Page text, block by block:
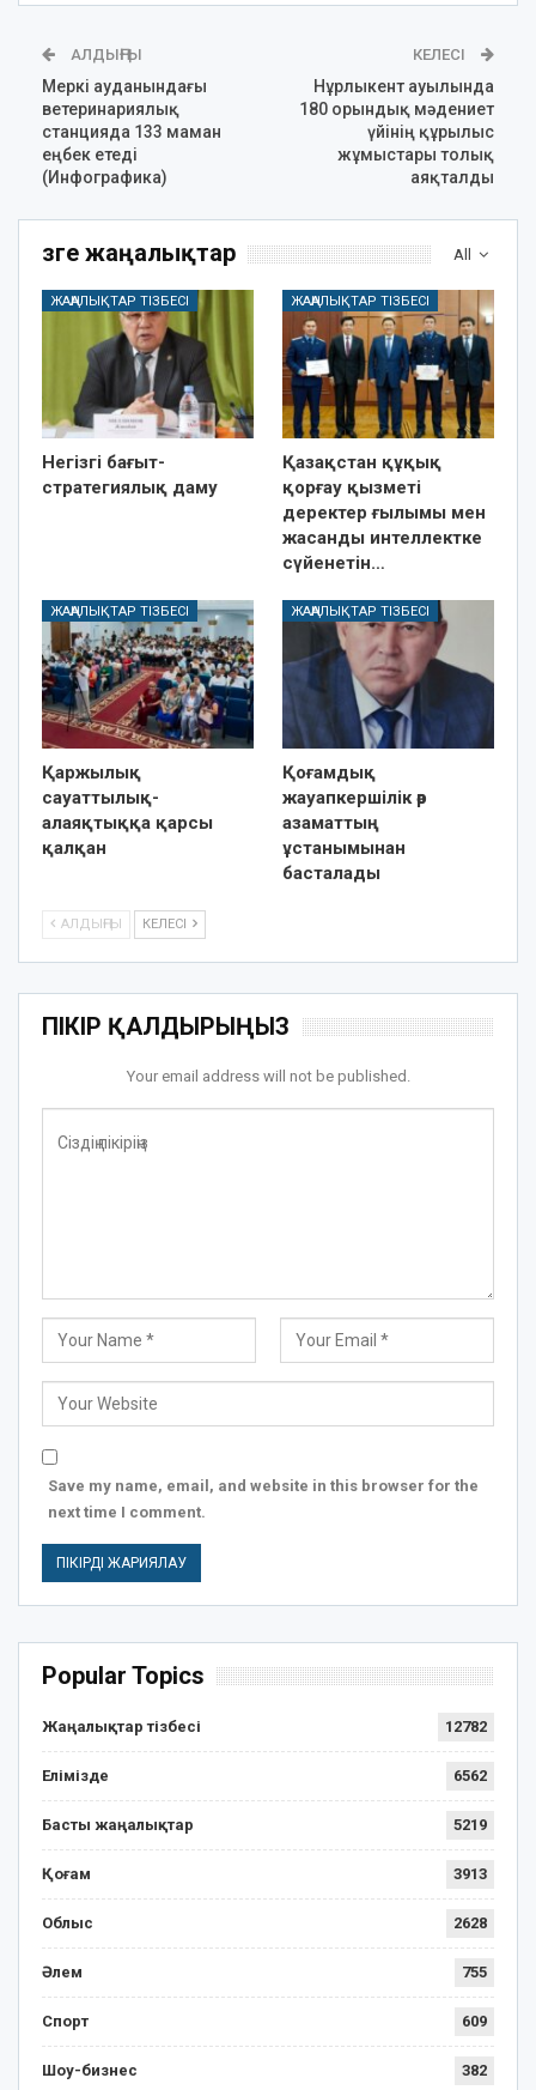
АЛДЫҢҒЫ
Меркі ауданындағы
ветеринариялық
станцияда 133 маман
еңбек етеді
(Инфографика)
КЕЛЕСІ
Нұрлыкент ауылында
180 орындық мәдениет
үйінің құрылыс
жұмыстары толық
аяқталды
All
Өзге жаңалықтар
ЖАҢАЛЫҚТАР ТІЗБЕСІ
Негізгі бағыт-
стратегиялық даму
ЖАҢАЛЫҚТАР ТІЗБЕСІ
Қазақстан құқық
қорғау қызметі
деректер ғылымы мен
жасанды интеллектке
сүйенетін…
ЖАҢАЛЫҚТАР ТІЗБЕСІ
Қаржылық
сауаттылық-
алаяқтыққа қарсы
қалқан
ЖАҢАЛЫҚТАР ТІЗБЕСІ
Қоғамдық
жауапкершілік әр
азаматтың
ұстанымынан
басталады
АЛДЫҢҒЫ КЕЛЕСІ
ПІКІР ҚАЛДЫРЫҢЫЗ
Your email address will not be published.
Save my name, email, and website in this browser for the
next time I comment.
Popular Topics
Жаңалықтар тізбесі 12782
Елімізде 6562
Басты жаңалықтар 5219
Қоғам 3913
Облыс 2628
Әлем 755
Спорт 609
Шоу-бизнес 382